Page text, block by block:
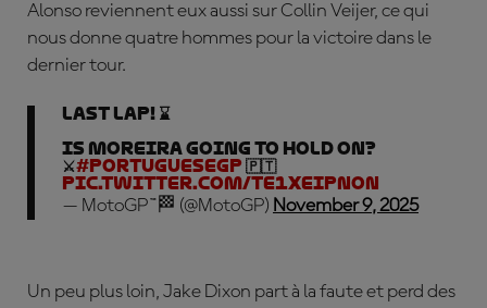
Alonso reviennent eux aussi sur Collin Veijer, ce qui
nous donne quatre hommes pour la victoire dans le
dernier tour.
LAST LAP! ⌛
Is Moreira going to hold on?
⚔️#PortugueseGP 🇵🇹
pic.twitter.com/tE1xEIpnon
— MotoGP™🏁 (@MotoGP) November 9, 2025
Un peu plus loin, Jake Dixon part à la faute et perd des